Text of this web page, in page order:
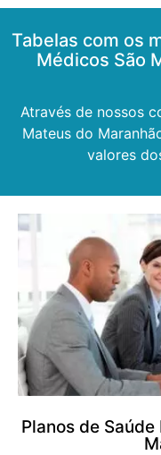
Tabelas com os
Médicos São
Através de nossos
Mateus do
valores
Planos de